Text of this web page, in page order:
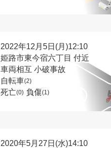
2022年12月5日(月)12:10
姫路市東今宿六丁目 付近
車両相互 小破事故
自転車(2)
死亡(0) 負傷(1)
2020年5月27日(水)14:10